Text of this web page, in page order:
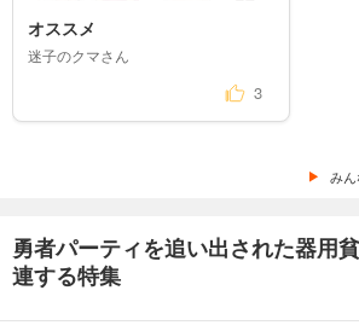
オススメ
迷子のクマさん
3
み
勇者パーティを追い出された器
連する特集